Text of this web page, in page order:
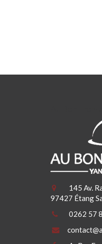
145 Av.
97427 Étang
0262 57